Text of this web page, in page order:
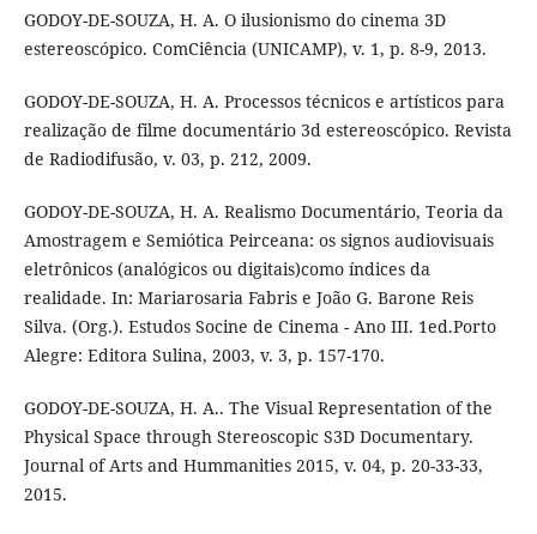
GODOY-DE-SOUZA, H. A. O ilusionismo do cinema 3D
estereoscópico. ComCiência (UNICAMP), v. 1, p. 8-9, 2013.
GODOY-DE-SOUZA, H. A. Processos técnicos e artísticos para
realização de filme documentário 3d estereoscópico. Revista
de Radiodifusão, v. 03, p. 212, 2009.
GODOY-DE-SOUZA, H. A. Realismo Documentário, Teoria da
Amostragem e Semiótica Peirceana: os signos audiovisuais
eletrônicos (analógicos ou digitais)como índices da
realidade. In: Mariarosaria Fabris e João G. Barone Reis
Silva. (Org.). Estudos Socine de Cinema - Ano III. 1ed.Porto
Alegre: Editora Sulina, 2003, v. 3, p. 157-170.
GODOY-DE-SOUZA, H. A.. The Visual Representation of the
Physical Space through Stereoscopic S3D Documentary.
Journal of Arts and Hummanities 2015, v. 04, p. 20-33-33,
2015.